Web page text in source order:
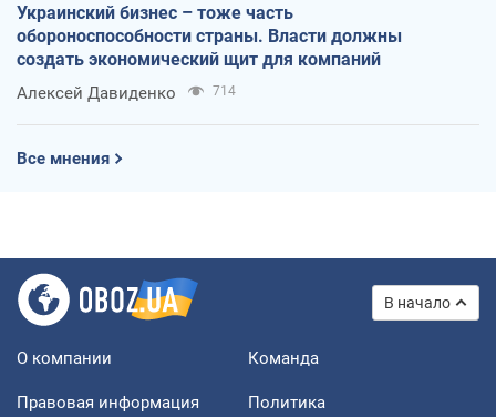
Украинский бизнес – тоже часть
обороноспособности страны. Власти должны
создать экономический щит для компаний
Алексей Давиденко 714
Все мнения
В начало
О компании Команда
Правовая информация
Политика